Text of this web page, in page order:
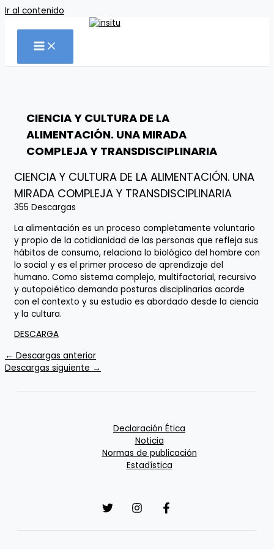
Ir al contenido
CIENCIA Y CULTURA DE LA
ALIMENTACIÓN. UNA MIRADA
COMPLEJA Y TRANSDISCIPLINARIA
CIENCIA Y CULTURA DE LA ALIMENTACIÓN. UNA
MIRADA COMPLEJA Y TRANSDISCIPLINARIA
355 Descargas
La alimentación es un proceso completamente voluntario
y propio de la cotidianidad de las personas que refleja sus
hábitos de consumo, relaciona lo biológico del hombre con
lo social y es el primer proceso de aprendizaje del
humano. Como sistema complejo, multifactorial, recursivo
y autopoiético demanda posturas disciplinarias acorde
con el contexto y su estudio es abordado desde la ciencia
y la cultura.
DESCARGA
← Descargas anterior
Descargas siguiente →
Declaración Ética
Noticia
Normas de publicación
Estadística